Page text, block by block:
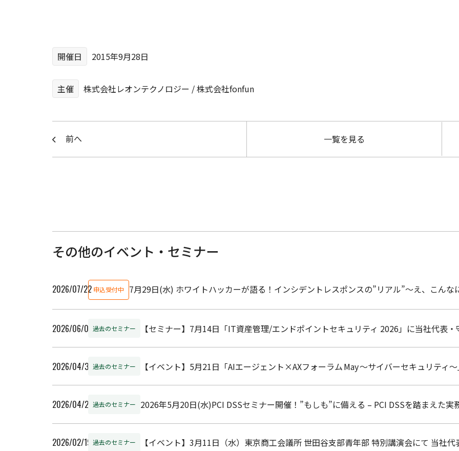
開催日 2015年9月28日
主催 株式会社レオンテクノロジー / 株式会社fonfun
前へ 一覧を見る
その他のイベント・セミナー
2026/07/22 申込受付中 7月29日(水) ホワイトハッカーが語る！インシデントレスポンスの”リアル”〜え、こん
2026/06/05 過去のセミナー 【セミナー】7月14日「IT資産管理/エンドポイントセキュリティ 2026」に当社代表
2026/04/30過去のセミナー 【イベント】5月21日「AIエージェント×AXフォーラム May ～サイバーセキュリティ
2026/04/20過去のセミナー 2026年5月20日(水)PCI DSSセミナー開催！”もしも”に備える – PCI DSSを踏まえた
2026/02/19 過去のセミナー 【イベント】3月11日（水）東京商工会議所 世田谷支部青年部 特別講演会にて 当社